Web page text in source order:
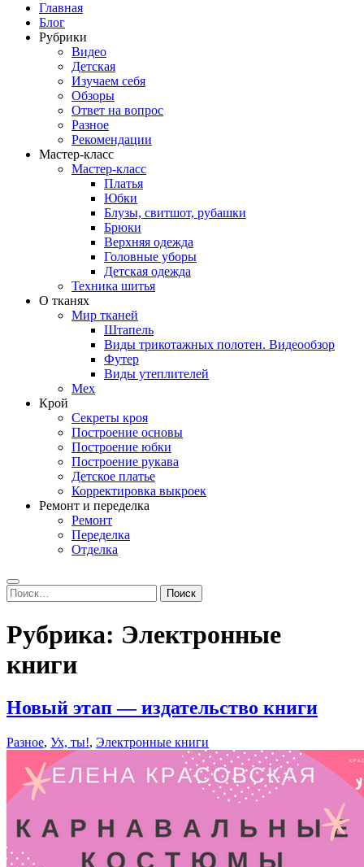
Главная
Блог
Рубрики
Видео
Детская
Изучаем себя
Обзоры
Ответ на вопрос
Разное
Рекомендации
Мастер-класс
Мастер-класс
Платья
Юбки
Блузы, свитшот, рубашки
Брюки
Верхняя одежда
Головные уборы
Детская одежда
Техника шитья
О тканях
Мир тканей
Штапель
Виды трикотажных полотен. Видеообзор
Футер
Виды утеплителей
Мех
Крой
Секреты кроя
Построение основы
Построение юбки
Построение рукава
Детское платье
Корректировка выкроек
Ремонт и переделка
Ремонт
Переделка
Отделка
Search
Найти:
Рубрика: Электронные
книги
Новый этап — издательство книги
Разное, Ух, ты!, Электронные книги